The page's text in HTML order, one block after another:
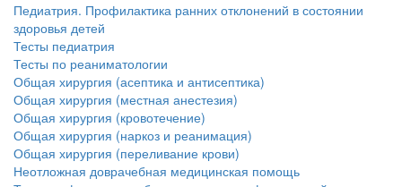
Педиатрия. Профилактика ранних отклонений в состоянии
здоровья детей
Тесты педиатрия
Тесты по реаниматологии
Общая хирургия (асептика и антисептика)
Общая хирургия (местная анестезия)
Общая хирургия (кровотечение)
Общая хирургия (наркоз и реанимация)
Общая хирургия (переливание крови)
Неотложная доврачебная медицинская помощь